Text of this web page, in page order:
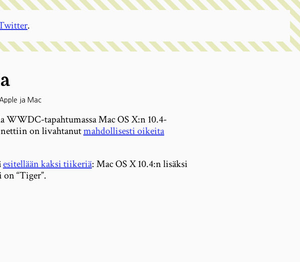
ja Mac
WWDC-tapahtumassa Mac OS X:n 10.4-
on livahtanutmahdollisesti oikeita
esitellään kaksi tiikeriä: Mac OS X 10.4:n lisäksi
“Tiger”.
.